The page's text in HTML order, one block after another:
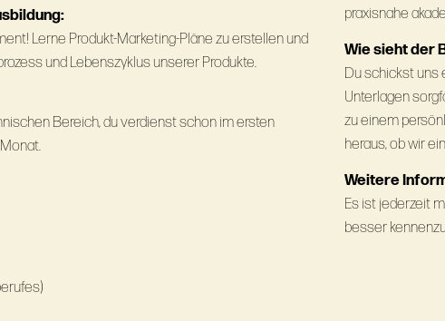
Lerne Produkt-Marketing-Pläne zu erstellen und
und Lebenszyklus unserer Produkte.
Bereich, du verdienst schon im ersten
praxisnahe
Wie sieht der
Du schickst uns
Unterlagen
zu einem
heraus, ob wir
Weitere
Es ist jederzeit
besser